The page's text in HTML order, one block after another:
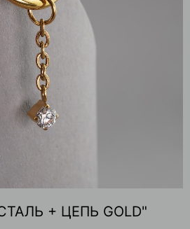
+ ЦЕПЬ GOLD"